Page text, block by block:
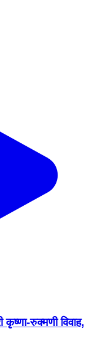
रुक्मणी विवाह,